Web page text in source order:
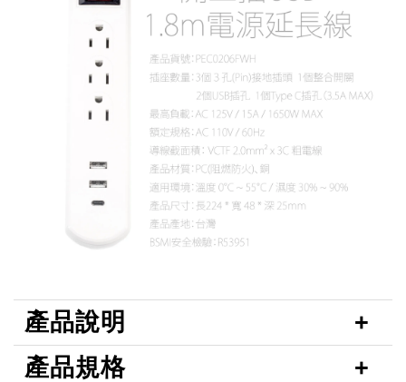
產品說明
產品規格